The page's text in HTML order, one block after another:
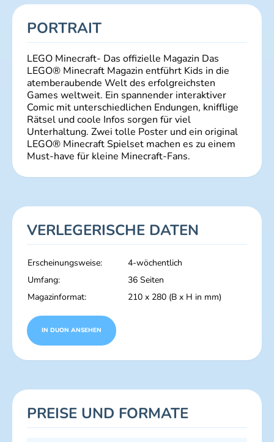
PORTRAIT
LEGO Minecraft- Das offizielle Magazin Das
LEGO® Minecraft Magazin entführt Kids in die
atemberaubende Welt des erfolgreichsten
Games weltweit. Ein spannender interaktiver
Comic mit unterschiedlichen Endungen, knifflige
Rätsel und coole Infos sorgen für viel
Unterhaltung. Zwei tolle Poster und ein original
LEGO® Minecraft Spielset machen es zu einem
Must-have für kleine Minecraft-Fans.
VERLEGERISCHE DATEN
Erscheinungsweise:
4-wöchentlich
Umfang:
36 Seiten
Magazinformat:
210 x 280 (B x H in mm)
IN DUON ANSEHEN
PREISE UND FORMATE